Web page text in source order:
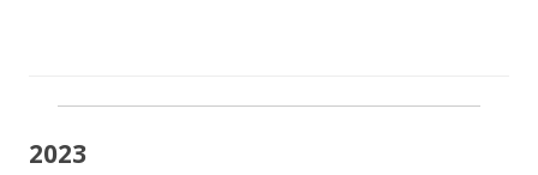
2023